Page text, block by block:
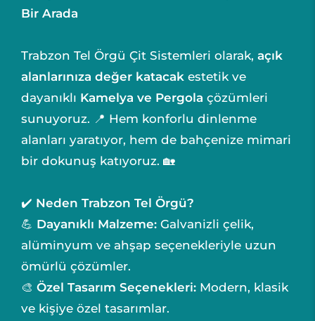
Bir Arada
Trabzon Tel Örgü Çit Sistemleri olarak, açık
alanlarınıza değer katacak estetik ve
dayanıklı Kamelya ve Pergola çözümleri
sunuyoruz. 📍 Hem konforlu dinlenme
alanları yaratıyor, hem de bahçenize mimari
bir dokunuş katıyoruz. 🏡
✔️ Neden Trabzon Tel Örgü?
💪 Dayanıklı Malzeme: Galvanizli çelik,
alüminyum ve ahşap seçenekleriyle uzun
ömürlü çözümler.
🎨 Özel Tasarım Seçenekleri: Modern, klasik
ve kişiye özel tasarımlar.